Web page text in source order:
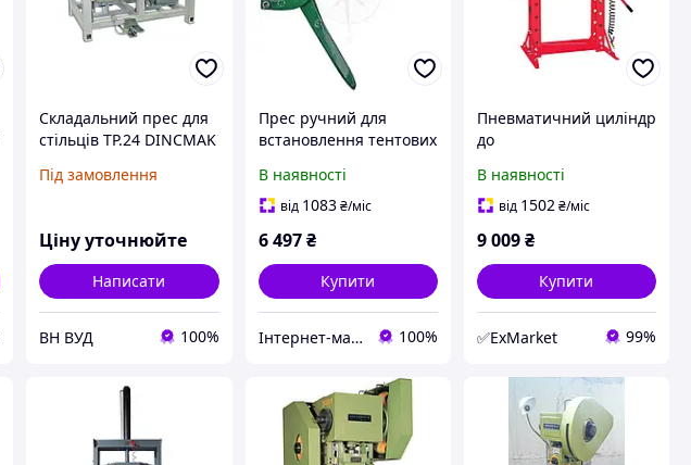
Складальний прес для
стільців TP.24 DINCMAK
Під замовлення
Ціну уточнюйте
Написати
ВН ВУД 100%
Прес ручний для
встановлення тентових
В наявності
від 1083 ₴/міс
6 497 ₴
Купити
Інтернет-магазин DVmarket 100%
Пневматичний циліндр
до
насоса для TY50001
TORIN AP-TY50001
В наявності
від 1502₴/міс
9 009₴
Купити
✅ExMarket 99%